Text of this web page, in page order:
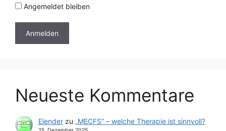
Angemeldet bleiben
Neueste Kommentare
Elenderzu „MECFS“ – welche Therapie ist sinnvoll?